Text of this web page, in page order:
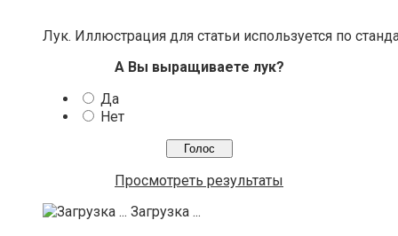
Лук. Иллюстрация для статьи используется по
А Вы выращиваете лук?
Да
Нет
Просмотреть результаты
Загрузка ...